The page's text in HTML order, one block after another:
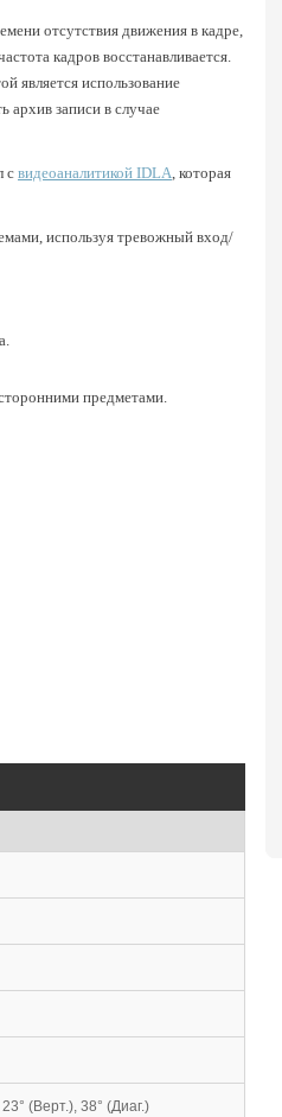
отсутствия движения в кадре,
кадров восстанавливается.
является использование
записи в случае
с видеоаналитикой IDLA, которая
используя тревожный вход/
предметами.
(Верт.), 38° (Диаг.)